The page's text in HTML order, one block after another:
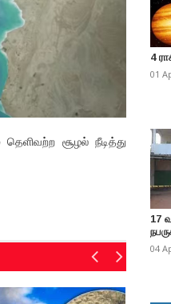
சூழல் நீடித்து
4
01
17
04